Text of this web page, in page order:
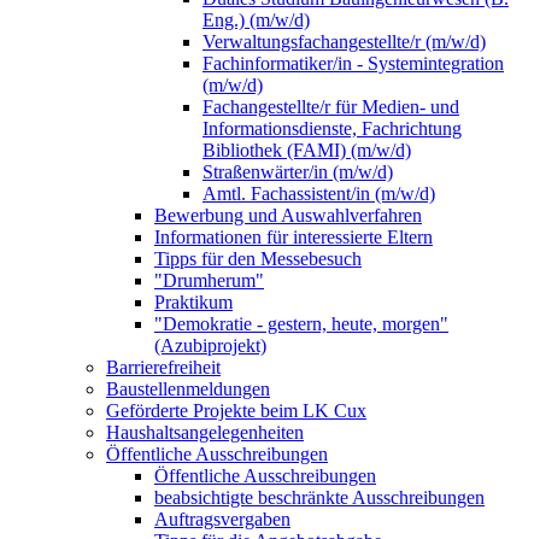
Eng.) (m/w/d)
Verwaltungsfachangestellte/r (m/w/d)
Fachinformatiker/in - Systemintegration
(m/w/d)
Fachangestellte/r für Medien- und
Informationsdienste, Fachrichtung
Bibliothek (FAMI) (m/w/d)
Straßenwärter/in (m/w/d)
Amtl. Fachassistent/in (m/w/d)
Bewerbung und Auswahlverfahren
Informationen für interessierte Eltern
Tipps für den Messebesuch
"Drumherum"
Praktikum
"Demokratie - gestern, heute, morgen"
(Azubiprojekt)
Barrierefreiheit
Baustellenmeldungen
Geförderte Projekte beim LK Cux
Haushaltsangelegenheiten
Öffentliche Ausschreibungen
Öffentliche Ausschreibungen
beabsichtigte beschränkte Ausschreibungen
Auftragsvergaben